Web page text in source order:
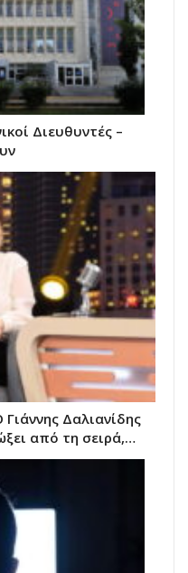
Διευθυντές –
Δαλιανίδης
από τη σειρά,…